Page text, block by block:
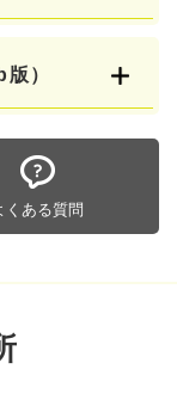
）
くある質問